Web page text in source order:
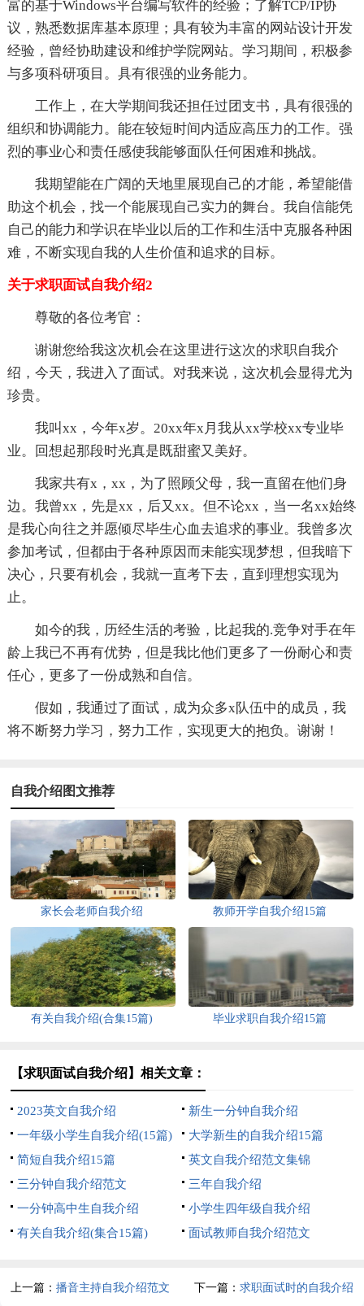
富的基于Windows平台编写软件的经验；了解TCP/IP协
议，熟悉数据库基本原理；具有较为丰富的网站设计开发
经验，曾经协助建设和维护学院网站。学习期间，积极参
与多项科研项目。具有很强的业务能力。
工作上，在大学期间我还担任过团支书，具有很强的
组织和协调能力。能在较短时间内适应高压力的工作。强
烈的事业心和责任感使我能够面队任何困难和挑战。
我期望能在广阔的天地里展现自己的才能，希望能借
助这个机会，找一个能展现自己实力的舞台。我自信能凭
自己的能力和学识在毕业以后的工作和生活中克服各种困
难，不断实现自我的人生价值和追求的目标。
关于求职面试自我介绍2
尊敬的各位考官：
谢谢您给我这次机会在这里进行这次的求职自我介
绍，今天，我进入了面试。对我来说，这次机会显得尤为
珍贵。
我叫xx，今年x岁。20xx年x月我从xx学校xx专业毕
业。回想起那段时光真是既甜蜜又美好。
我家共有x，xx，为了照顾父母，我一直留在他们身
边。我曾xx，先是xx，后又xx。但不论xx，当一名xx始终
是我心向往之并愿倾尽毕生心血去追求的事业。我曾多次
参加考试，但都由于各种原因而未能实现梦想，但我暗下
决心，只要有机会，我就一直考下去，直到理想实现为
止。
如今的我，历经生活的考验，比起我的.竞争对手在年
龄上我已不再有优势，但是我比他们更多了一份耐心和责
任心，更多了一份成熟和自信。
假如，我通过了面试，成为众多x队伍中的成员，我
将不断努力学习，努力工作，实现更大的抱负。谢谢！
自我介绍图文推荐
家长会老师自我介绍 教师开学自我介绍15篇
有关自我介绍(合集15篇) 毕业求职自我介绍15篇
【求职面试自我介绍】相关文章：
2023英文自我介绍
新生一分钟自我介绍
一年级小学生自我介绍(15篇)
大学新生的自我介绍15篇
简短自我介绍15篇
英文自我介绍范文集锦
三分钟自我介绍范文
三年自我介绍
一分钟高中生自我介绍
小学生四年级自我介绍
有关自我介绍(集合15篇)
面试教师自我介绍范文
上一篇：播音主持自我介绍范文 下一篇： 求职面试时的自我介绍